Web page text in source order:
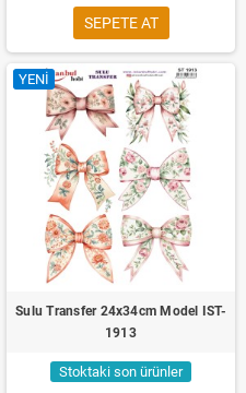
SEPETE AT
YENI
Sulu Transfer 24x34cm Model IST-
1913
Stoktaki son ürünler